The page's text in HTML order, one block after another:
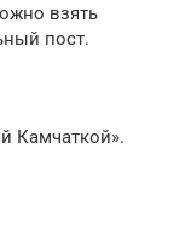
взять
пост.
Камчаткой».